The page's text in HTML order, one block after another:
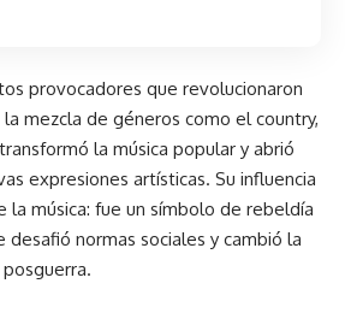
provocadores que revolucionaron
mezcla de géneros como el country,
la música popular y abrió
expresiones artísticas. Su influencia
la música: fue un símbolo de rebeldía
desafió normas sociales y cambió la